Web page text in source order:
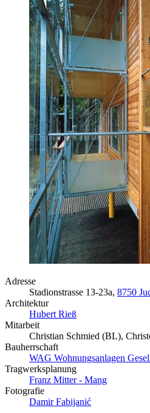
Adresse
Stadionstrasse 13-23a, 8750
Architektur
Hubert Rieß
Mitarbeit
Christian Schmied (BL),
Bauherrschaft
WAG Wohnungsanlagen
Tragwerksplanung
Franz Mitter - Mang
Fotografie
Damir Fabijanić